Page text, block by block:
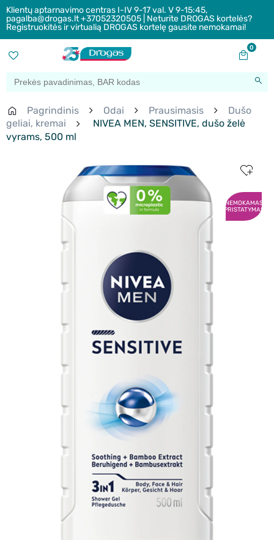
Klientų aptarnavimo centras I-IV 9-17 val. V 9-15:45,
pagalba@drogas.lt +37052320505 | Neturite DROGAS kortelės?
Registruokitės ir virtualią DROGAS kortelę gausite nemokamai!
0
Pagrindinis Odai Prausimasis
Dušo
geliai, kremai
NIVEA MEN, SENSITIVE, dušo želė
vyrams, 500 ml
NEMOKAMAS
PRISTATYMAS